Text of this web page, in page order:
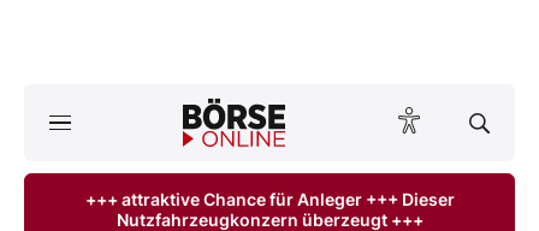
ktuelle Ausgabe BÖRSE ONLINE lesen
+++ attraktive Chance für Anleger +++ Dieser
Nutzfahrzeugkonzern überzeugt +++